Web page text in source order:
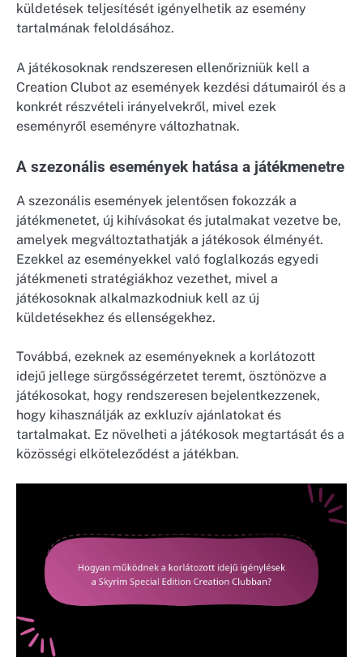
küldetések teljesítését igényelhetik az esemény
tartalmának feloldásához.
A játékosoknak rendszeresen ellenőrizniük kell a
Creation Clubot az események kezdési dátumairól és a
konkrét részvételi irányelvekről, mivel ezek
eseményről eseményre változhatnak.
A szezonális események hatása a játékmenetre
A szezonális események jelentősen fokozzák a
játékmenetet, új kihívásokat és jutalmakat vezetve be,
amelyek megváltoztathatják a játékosok élményét.
Ezekkel az eseményekkel való foglalkozás egyedi
játékmeneti stratégiákhoz vezethet, mivel a
játékosoknak alkalmazkodniuk kell az új
küldetésekhez és ellenségekhez.
Továbbá, ezeknek az eseményeknek a korlátozott
idejű jellege sürgősségérzetet teremt, ösztönözve a
játékosokat, hogy rendszeresen bejelentkezzenek,
hogy kihasználják az exkluzív ajánlatokat és
tartalmakat. Ez növelheti a játékosok megtartását és a
közösségi elköteleződést a játékban.